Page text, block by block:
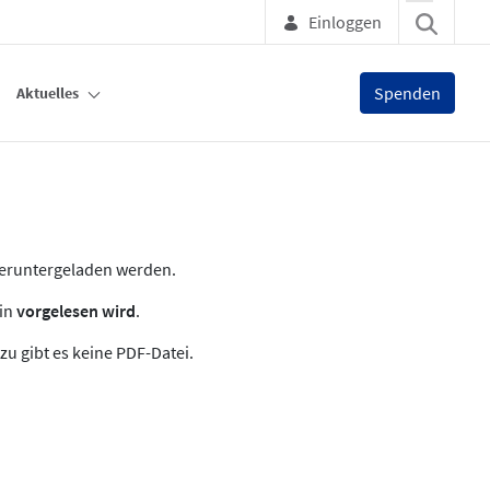
Einloggen
Aktuelles Spenden
werden.
vorgelesen wird.
gibt es keine PDF-Datei.